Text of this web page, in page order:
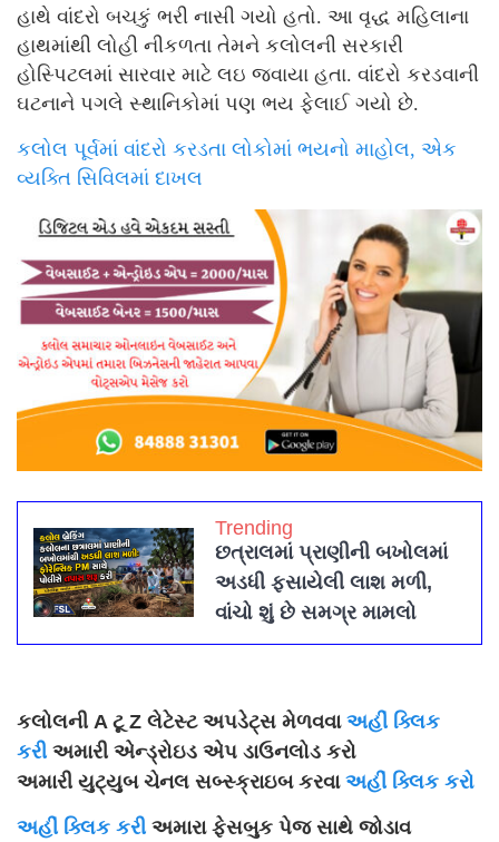
હાથે વાંદરો બચકું ભરી નાસી ગયો હતો. આ વૃદ્ધ મહિલાના
હાથમાંથી લોહી નીકળતા તેમને કલોલની સરકારી
હોસ્પિટલમાં સારવાર માટે લઇ જવાયા હતા. વાંદરો કરડવાની
ઘટનાને પગલે સ્થાનિકોમાં પણ ભય ફેલાઈ ગયો છે.
કલોલ પૂર્વમાં વાંદરો કરડતા લોકોમાં ભયનો માહોલ, એક
વ્યક્તિ સિવિલમાં દાખલ
Trending
છત્રાલમાં પ્રાણીની બખોલમાં
અડધી ફસાયેલી લાશ મળી,
વાંચો શું છે સમગ્ર મામલો
કલોલની A ટૂ Z લેટેસ્ટ અપડેટ્સ મેળવવા અહીં ક્લિક
કરી અમારી એન્ડ્રોઇડ એપ ડાઉનલોડ કરો
અમારી યુટ્યુબ ચેનલ સબ્સ્ક્રાઇબ કરવા અહીં ક્લિક કરો
અહીં ક્લિક કરી અમારા ફેસબુક પેજ સાથે જોડાવ